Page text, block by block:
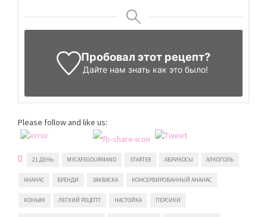
Пробовал этот рецепт?
Дайте нам знать как это было!
Please follow and like us:
21 ДЕНЬ MYCAFEGOURMAND STARTER АБРИКОСЫ АЛКОГОЛЬ
АНАНАС БРЕНДИ ЗАКВАСКА КОНСЕРВИРОВАННЫЙ АНАНАС
КОНЬЯК ЛЕГКИЙ РЕЦЕПТ НАСТОЙКА ПЕРСИКИ